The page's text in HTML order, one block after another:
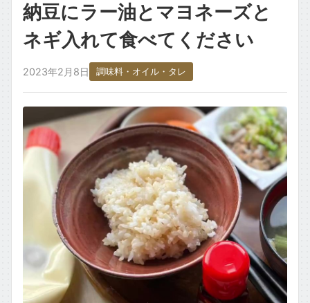
魚介・肉のせ
ごはん・主食もの
お取り寄せ・銘柄・ご当地
変わり種・ネタ
食材タグ一覧 →
納豆にラー油とマヨネーズと
ネギ入れて食べてください
2023年2月8日 調味料・オイル・タレ